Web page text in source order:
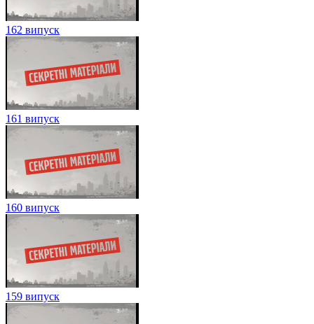
162 випуск
161 випуск
160 випуск
159 випуск